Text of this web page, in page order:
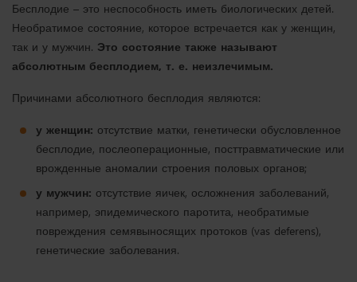
Бесплодие – это неспособность иметь биологических детей.
Необратимое состояние, которое встречается как у женщин,
так и у мужчин. Это состояние также называют
абсолютным бесплодием, т. е. неизлечимым.
Причинами абсолютного бесплодия являются:
у женщин: отсутствие матки, генетически обусловленное
бесплодие, послеоперационные, посттравматические или
врожденные аномалии строения половых органов;
у мужчин: отсутствие яичек, осложнения заболеваний,
например, эпидемического паротита, необратимые
повреждения семявыносящих протоков (vas deferens),
генетические заболевания.